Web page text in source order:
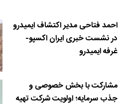
احمد فتاحی مدیر اکتشاف ایمیدرو
در نشست خبری ایران اکسپو-
غرفه ایمیدرو
مشارکت با بخش خصوصی و
جذب سرمایه؛ اولویت شرکت تهیه